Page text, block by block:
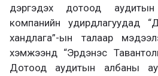
дэргэдэх дотоод
компанийн удирдлагуудад
хандлага”-ын талаар
хэмжээнд “Эрдэнэс
Дотоод аудитын албаны